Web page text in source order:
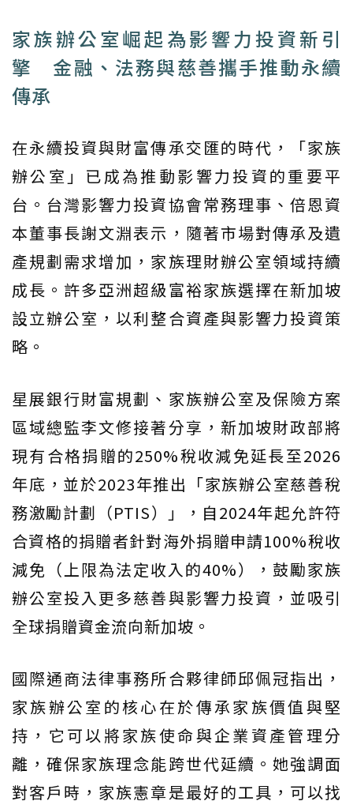
家族辦公室崛起為影響力投資新引
擎 金融、法務與慈善攜手推動永續
傳承
在永續投資與財富傳承交匯的時代，「家族
辦公室」已成為推動影響力投資的重要平
台。台灣影響力投資協會常務理事、倍恩資
本董事長謝文淵表示，隨著市場對傳承及遺
產規劃需求增加，家族理財辦公室領域持續
成長。許多亞洲超級富裕家族選擇在新加坡
設立辦公室，以利整合資產與影響力投資策
略。
星展銀行財富規劃、家族辦公室及保險方案
區域總監李文修接著分享，新加坡財政部將
現有合格捐贈的250%稅收減免延長至2026
年底，並於2023年推出「家族辦公室慈善稅
務激勵計劃（PTIS）」，自2024年起允許符
合資格的捐贈者針對海外捐贈申請100%稅收
減免（上限為法定收入的40%），鼓勵家族
辦公室投入更多慈善與影響力投資，並吸引
全球捐贈資金流向新加坡。
國際通商法律事務所合夥律師邱佩冠指出，
家族辦公室的核心在於傳承家族價值與堅
持，它可以將家族使命與企業資產管理分
離，確保家族理念能跨世代延續。她強調面
對客戶時，家族憲章是最好的工具，可以找